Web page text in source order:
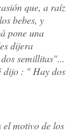
que, a raíz
bebes, y
pone una
dijera
semillitas"...
dijo : " Hay dos
motivo de los